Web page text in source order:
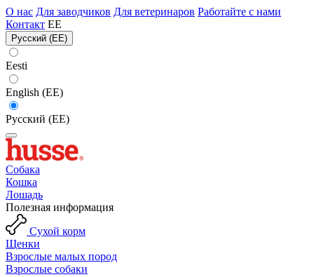
О нас Для заводчиков Для ветеринаров Работайте с нами
Контакт EE
Русский (EE)
Eesti
English (EE)
Русский (EE)
Собака
Кошка
Лошадь
Полезная информация
Сухой корм
Щенки
Взрослые малых пород
Взрослые собаки